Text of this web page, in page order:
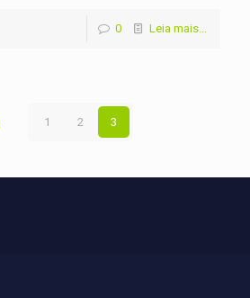
0 Leia mais...
1 2 3